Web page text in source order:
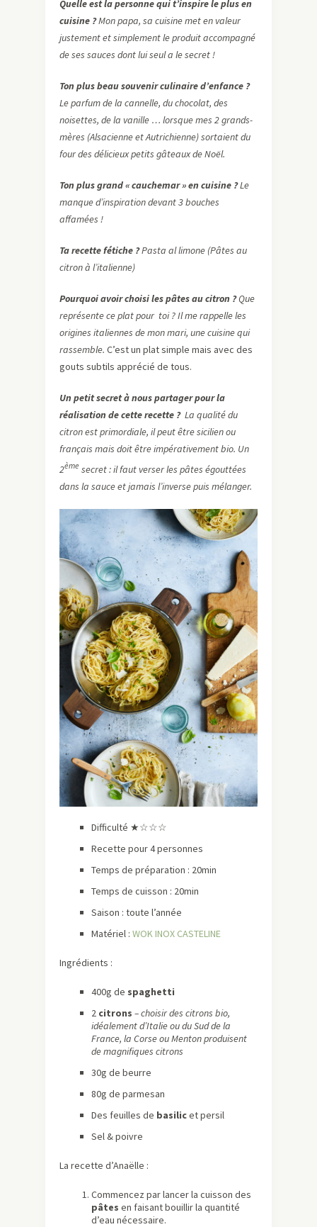
Quelle est la personne qui t’inspire le plus en
cuisine ?Mon papa, sa cuisine met en valeur
justement et simplement le produit accompagné
de ses sauces dont lui seul a le secret !
Ton plus beau souvenir culinaire d’enfance ?
Le parfum de la cannelle, du chocolat, des
noisettes, de la vanille … lorsque mes 2 grands-
mères (Alsacienne et Autrichienne) sortaient du
four des délicieux petits gâteaux de Noël.
Ton plus grand « cauchemar » en cuisine ?Le
manque d’inspiration devant 3 bouches
affamées !
Ta recette fétiche ?Pasta al limone (Pâtes au
citron à l’italienne)
Pourquoi avoir choisi les pâtes au citron ?Que
représente ce plat pour toi ? Il me rappelle les
origines italiennes de mon mari, une cuisine qui
rassemble. C’est un plat simple mais avec des
gouts subtils apprécié de tous.
Un petit secret à nous partager pour la
réalisation de cette recette ?La qualité du
citron est primordiale, il peut être sicilien ou
français mais doit être impérativement bio. Un
2ème secret : il faut verser les pâtes égouttées
dans la sauce et jamais l’inverse puis mélanger.
Difficulté ★☆☆☆
Recette pour 4 personnes
Temps de préparation : 20min
Temps de cuisson : 20min
Saison : toute l’année
Matériel : WOK INOX CASTELINE
Ingrédients :
400g de spaghetti
2 citrons – choisir des citrons bio,
idéalement d’Italie ou du Sud de la
France, la Corse ou Menton produisent
de magnifiques citrons
30g de beurre
80g de parmesan
Des feuilles de basilicet persil
Sel & poivre
La recette d’Anaëlle :
Commencez par lancer la cuisson des
pâtes en faisant bouillir la quantité
d’eau nécessaire.